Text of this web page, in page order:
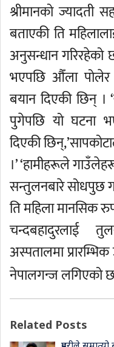
श्रीमानको
बताएकी ति
अनुसन्धान गरिरहेको
भएपछि औँला पोलेर
बयान दिएकी छिन् ।
पुगेपछि यो घटना
दिएकी
।’ ‘हामीहरूले
सन्तुलनबारे सोधपुछ
ति महिला मानसिक
चन्दबहादुरलाई
अस्पतालमा
नेपालगन्ज लगिएको
Related Posts